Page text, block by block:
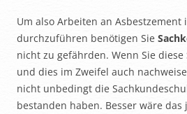
Um also Arbeiten an
durchzuführen benötigen Sie
nicht zu gefährden. Wenn Sie
und dies im Zweifel auch
nicht unbedingt die
bestanden haben. Besser wäre